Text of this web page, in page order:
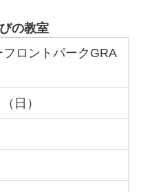
の教室
ロントパークGRA
日）